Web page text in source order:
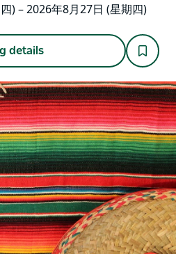
) – 2026年8月27日 (星期四)
details